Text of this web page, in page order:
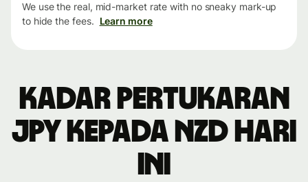
We use the real, mid-market rate with no sneaky mark-up
to hide the fees. Learn more
Kadar pertukaran
JPY kepada NZD hari
ini